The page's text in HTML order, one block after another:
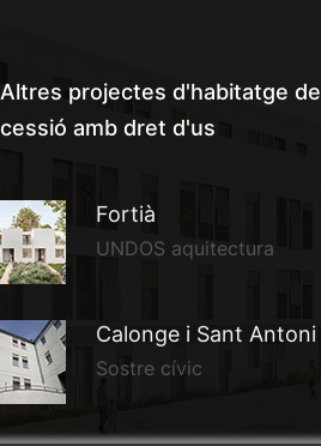
Altres projectes d'habitatge de
cessió amb dret d'us
Fortià
UNDOS aquitectura
Calonge i Sant Antoni
Sostre cívic